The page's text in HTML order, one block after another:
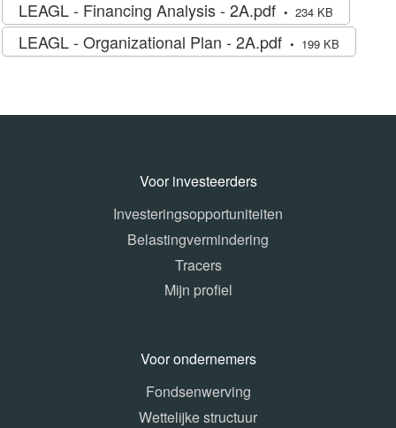
LEAGL - Financing Analysis - 2A.pdf 234 KB
LEAGL - Organizational Plan - 2A.pdf 199 KB
Voor investeerders
Investeringsopportuniteiten
Belastingvermindering
Tracers
Mijn profiel
Voor ondernemers
Fondsenwerving
Wettelijke structuur